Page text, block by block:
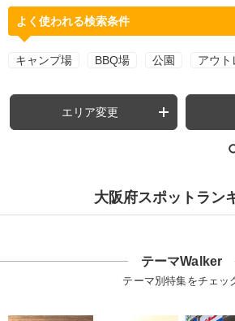
よく使われる検索条件
キャンプ場 BBQ場 公園 アウト
エリア変更
大阪府スポットラン
テーマWalker
テーマ別特集をチェッ